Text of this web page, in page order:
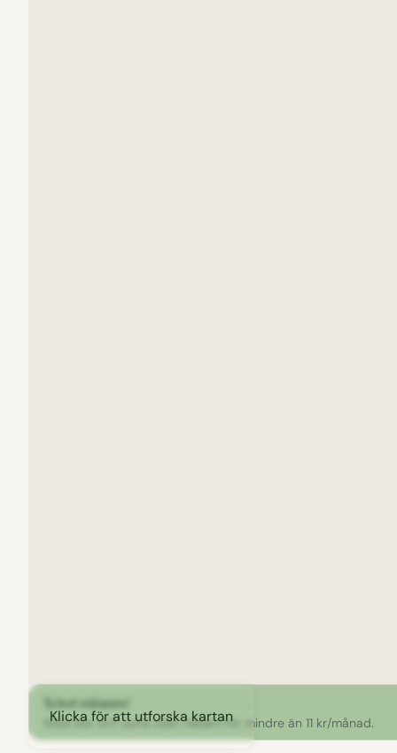
Klicka för att utforska kartan
Ta bort reklamen!
Stöd oss och surfa utan reklam för mindre än 11 kr/månad.